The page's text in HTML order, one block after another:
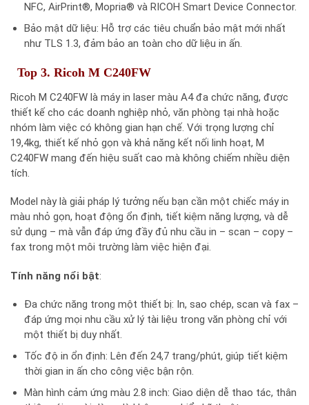
NFC, AirPrint®, Mopria® và RICOH Smart Device Connector.​
Bảo mật dữ liệu: Hỗ trợ các tiêu chuẩn bảo mật mới nhất
như TLS 1.3, đảm bảo an toàn cho dữ liệu in ấn.​
Top 3. Ricoh M C240FW
Ricoh M C240FW là máy in laser màu A4 đa chức năng, được
thiết kế cho các doanh nghiệp nhỏ, văn phòng tại nhà hoặc
nhóm làm việc có không gian hạn chế. Với trọng lượng chỉ
19,4kg, thiết kế nhỏ gọn và khả năng kết nối linh hoạt, M
C240FW mang đến hiệu suất cao mà không chiếm nhiều diện
tích.
Model này là giải pháp lý tưởng nếu bạn cần một chiếc máy in
màu nhỏ gọn, hoạt động ổn định, tiết kiệm năng lượng, và dễ
sử dụng – mà vẫn đáp ứng đầy đủ nhu cầu in – scan – copy –
fax trong một môi trường làm việc hiện đại.
Tính năng nổi bật:
Đa chức năng trong một thiết bị: In, sao chép, scan và fax –
đáp ứng mọi nhu cầu xử lý tài liệu trong văn phòng chỉ với
một thiết bị duy nhất.
Tốc độ in ổn định: Lên đến 24,7 trang/phút, giúp tiết kiệm
thời gian in ấn cho công việc bận rộn.
Màn hình cảm ứng màu 2.8 inch: Giao diện dễ thao tác, thân